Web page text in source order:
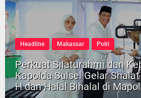
Headline Makassar Polri
Perkuat Silaturahmi dan
Kapolda Sulsel Gelar
H dan Halal Bihalal di